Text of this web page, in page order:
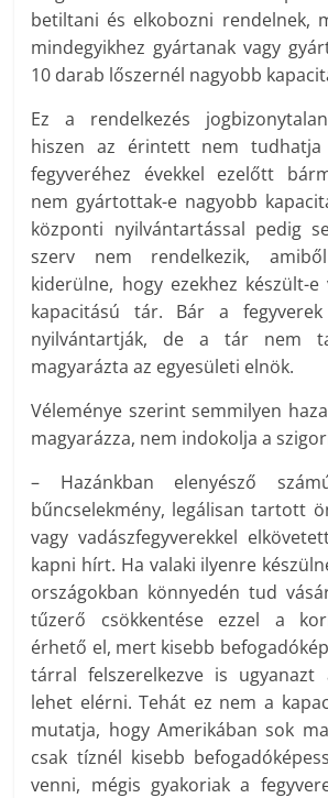
betiltani és elkobozni rendelnek,
mindegyikhez gyártanak vagy
10 darab lőszernél nagyobb
Ez a rendelkezés
hiszen az érintett nem tudhatja
fegyveréhez évekkel ezelőtt
nem gyártottak-e nagyobb
központi nyilvántartással pedig
szerv nem rendelkezik,
kiderülne, hogy ezekhez készült-e
kapacitású tár. Bár a
nyilvántartják, de a tár nem
magyarázta az egyesületi elnök.
Véleménye szerint semmilyen
magyarázza, nem indokolja a
– Hazánkban elenyésző
bűncselekmény, legálisan tartott
vagy vadászfegyverekkel
kapni hírt. Ha valaki ilyenre
országokban könnyedén tud
tűzerő csökkentése ezzel a
érhető el, mert kisebb
tárral felszerelkezve is
lehet elérni. Tehát ez nem a
mutatja, hogy Amerikában sok
csak tíznél kisebb
venni, mégis gyakoriak a